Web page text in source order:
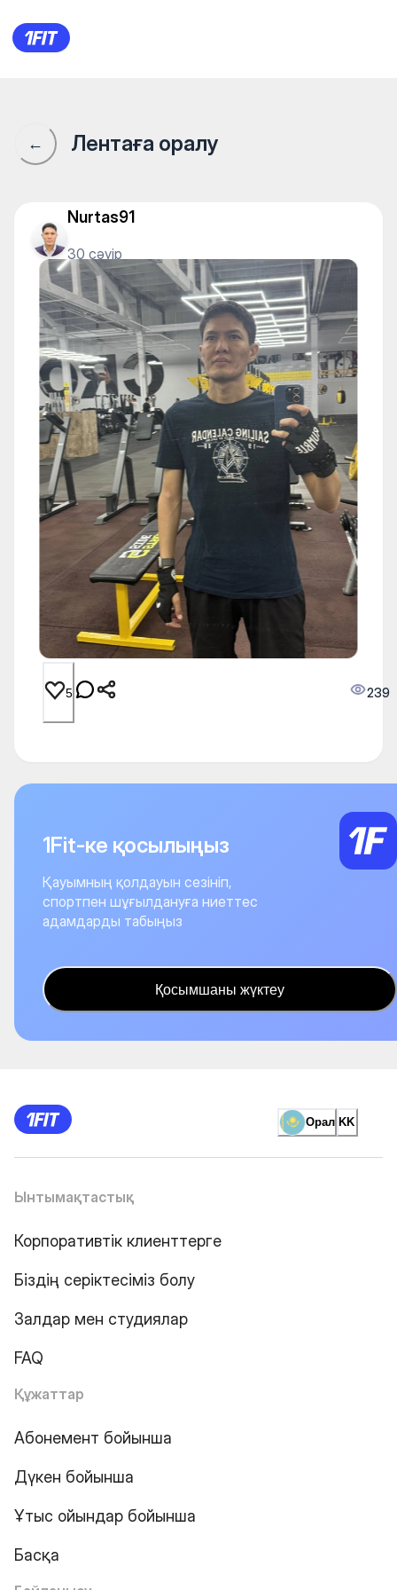
1Fit қауымдастығы · 1Fit
← Лентаға оралу
Nurtas91
30 сәуір
5 239
1Fit-ке қосылыңыз
Қауымның қолдауын сезініп,
спортпен шұғылдануға ниеттес
адамдарды табыңыз
Қосымшаны жүктеу
Орал KK
Ынтымақтастық
Корпоративтік клиенттерге
Біздің серіктесіміз болу
Залдар мен студиялар
FAQ
Құжаттар
Абонемент бойынша
Дүкен бойынша
Ұтыс ойындар бойынша
Басқа